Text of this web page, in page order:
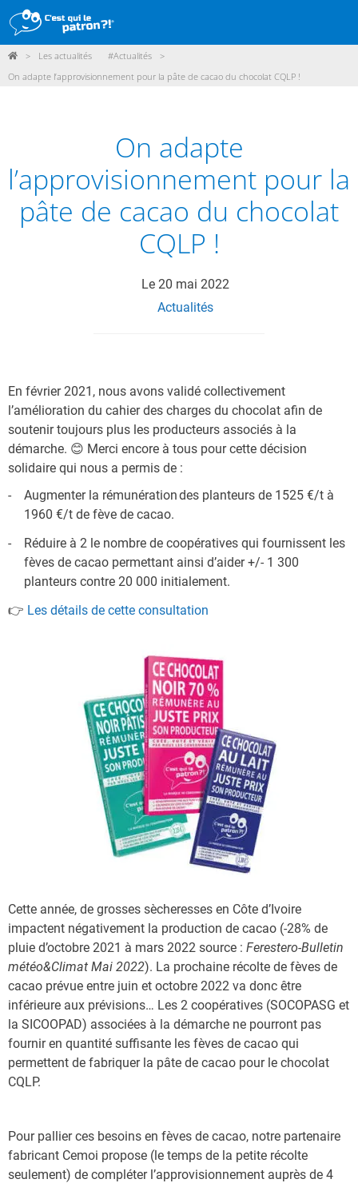
DÉMARCHE
POINTS DE VENTE
PARTICIPER
ACTUALITÉS
ME CONNECTER / ADHÉRER
> Les actualités #Actualités
>
On adapte l’approvisionnement pour la pâte de cacao du chocolat CQLP !
On adapte
l’approvisionnement pour la
pâte de cacao du chocolat
CQLP !
Le 20 mai 2022
Actualités
En février 2021, nous avons validé collectivement
l’amélioration du cahier des charges du chocolat afin de
soutenir toujours plus les producteurs associés à la
démarche. 😊 Merci encore à tous pour cette décision
solidaire qui nous a permis de :
Augmenter la rémunération des planteurs de 1525 €/t à
1960 €/t de fève de cacao.
Réduire à 2 le nombre de coopératives qui fournissent les
fèves de cacao permettant ainsi d’aider +/- 1 300
planteurs contre 20 000 initialement.
👉 Les détails de cette consultation
Cette année, de grosses sècheresses en Côte d’Ivoire
impactent négativement la production de cacao (-28% de
pluie d’octobre 2021 à mars 2022 source : Ferestero-Bulletin
météo&Climat Mai 2022). La prochaine récolte de fèves de
cacao prévue entre juin et octobre 2022 va donc être
inférieure aux prévisions… Les 2 coopératives (SOCOPASG et
la SICOOPAD) associées à la démarche ne pourront pas
fournir en quantité suffisante les fèves de cacao qui
permettent de fabriquer la pâte de cacao pour le chocolat
CQLP.
Pour pallier ces besoins en fèves de cacao, notre partenaire
fabricant Cemoi propose (le temps de la petite récolte
seulement) de compléter l’approvisionnement auprès de 4